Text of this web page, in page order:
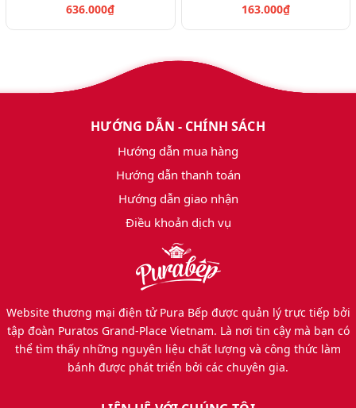
636.000₫
163.000₫
HƯỚNG DẪN - CHÍNH SÁCH
Hướng dẫn mua hàng
Hướng dẫn thanh toán
Hướng dẫn giao nhận
Điều khoản dịch vụ
Website thương mại điện tử Pura Bếp được quản lý trực tiếp bởi
tập đoàn Puratos Grand-Place Vietnam. Là nơi tin cậy mà bạn có
thể tìm thấy những nguyên liệu chất lượng và công thức làm
bánh được phát triển bởi các chuyên gia.